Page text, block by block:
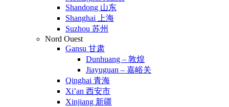
Shandong 山东
Shanghai 上海
Suzhou 苏州
Nord Ouest
Gansu 甘肃
Dunhuang – 敦煌
Jiayuguan – 嘉峪关
Qinghai 青海
Xi’an 西安市
Xinjiang 新疆